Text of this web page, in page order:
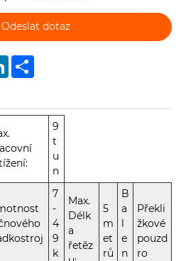
Odeslat dotaz
LinkedIn
9
t
u
n
7
-
4
9
k
Max.
Délk
a
řetěz
5
m
et
rů
B
a
l
e
n
Překli
žkové
pouzd
ro